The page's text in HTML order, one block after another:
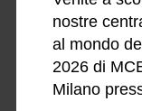
nostre
al mondo
2026 di
Milano